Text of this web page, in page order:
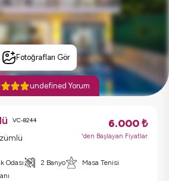
Fotoğrafları Gör
undefined Yorum
VC-8244 6.000₺
'den Başlayan Fiyatlar
Odası 2 Banyo
Masa Tenisi